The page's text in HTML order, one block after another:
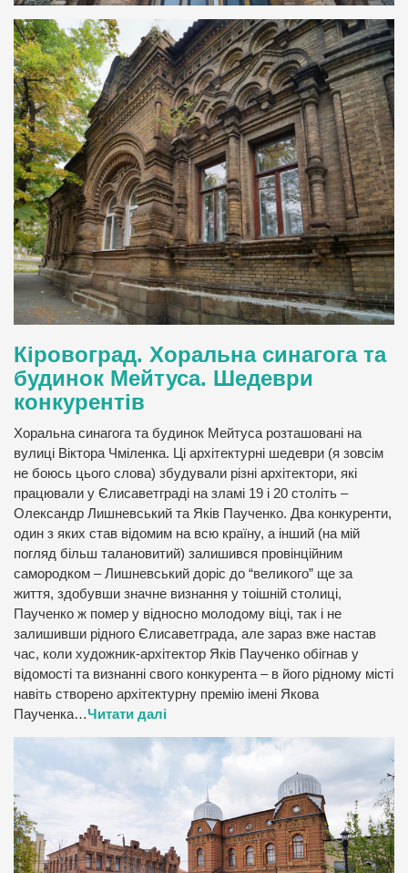
Кіровоград. Хоральна синагога та
будинок Мейтуса. Шедеври
конкурентів
Хоральна синагога та будинок Мейтуса розташовані на
вулиці Віктора Чміленка. Ці архітектурні шедеври (я зовсім
не боюсь цього слова) збудували різні архітектори, які
працювали у Єлисаветграді на зламі 19 і 20 століть –
Олександр Лишневський та Яків Паученко. Два конкуренти,
один з яких став відомим на всю країну, а інший (на мій
погляд більш талановитий) залишився провінційним
самородком – Лишневський доріс до “великого” ще за
життя, здобувши значне визнання у тоішній столиці,
Паученко ж помер у відносно молодому віці, так і не
залишивши рідного Єлисаветграда, але зараз вже настав
час, коли художник-архітектор Яків Паученко обігнав у
відомості та визнанні свого конкурента – в його рідному місті
навіть створено архітектурну премію імені Якова
Паученка…Читати далі